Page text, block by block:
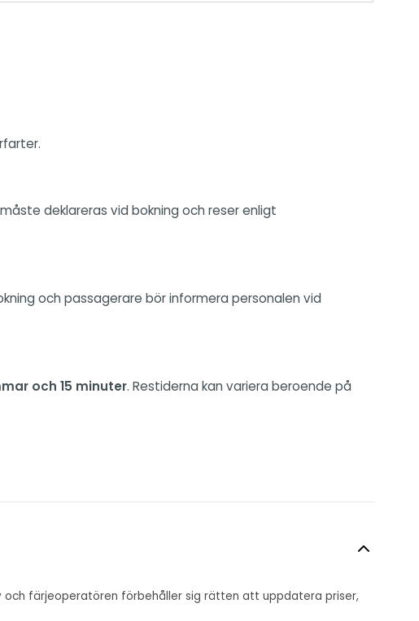
måste deklareras vid bokning och reser enligt
och passagerare bör informera personalen vid
och 15 minuter. Restiderna kan variera beroende på
och färjeoperatören förbehåller sig rätten att uppdatera priser,